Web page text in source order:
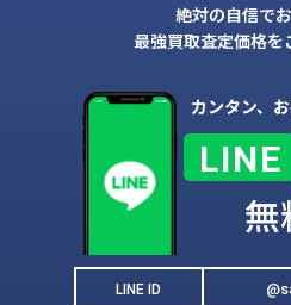
絶対の自信で
最強買取査定価格を
カンタン、
LINE
LINE ID